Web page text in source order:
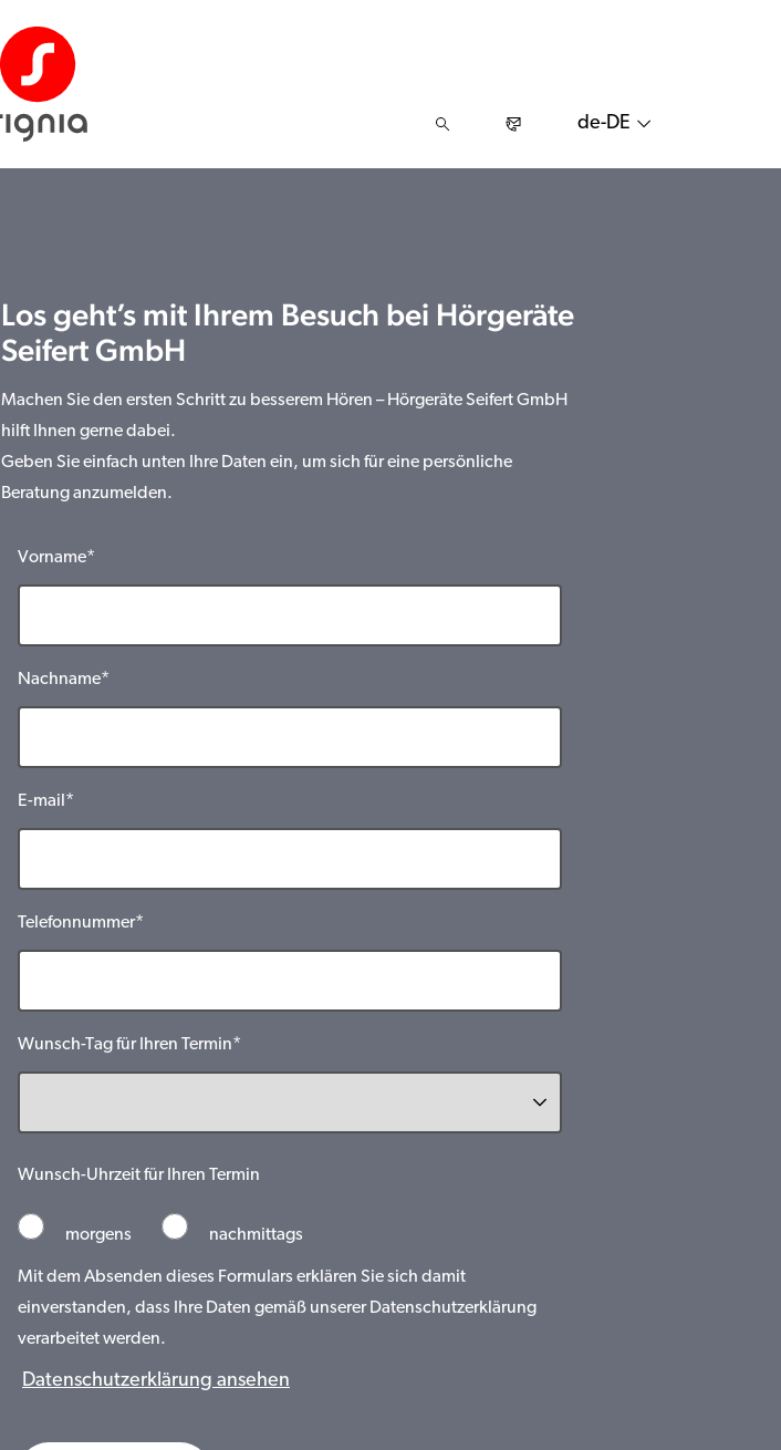
de-DE
Los geht’s mit Ihrem Besuch bei Hörgeräte
Seifert GmbH
Machen Sie den ersten Schritt zu besserem Hören – Hörgeräte Seifert GmbH
hilft Ihnen gerne dabei.
Geben Sie einfach unten Ihre Daten ein, um sich für eine persönliche
Beratung anzumelden.
Vorname*
Nachname*
E-mail*
Telefonnummer*
Wunsch-Tag für Ihren Termin*
Wunsch-Uhrzeit für Ihren Termin
morgens nachmittags
Mit dem Absenden dieses Formulars erklären Sie sich damit
einverstanden, dass Ihre Daten gemäß unserer Datenschutzerklärung
verarbeitet werden.
Datenschutzerklärung ansehen